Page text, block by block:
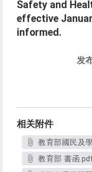
Safety and
effective
informed.
发
相关附件
教育部國民及
教育部 書函